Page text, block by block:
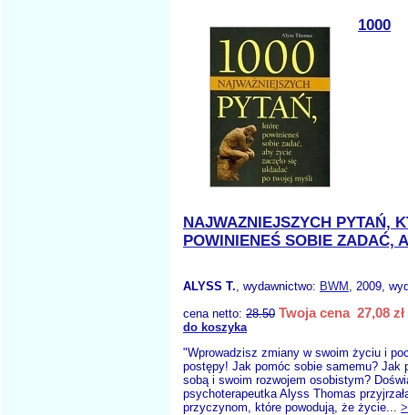
1000
NAJWAZNIEJSZYCH PYTAŃ,
POWINIENEŚ SOBIE ZADAĆ,
ALYSS T., wydawnictwo: BWM , 2009,
cena netto: 28.50 Twoja cena 27,08 zł
do koszyka
"Wprowadzisz zmiany w swoim życiu i
postępy! Jak pomóc sobie samemu? Jak
sobą i swoim rozwojem osobistym?
psychoterapeutka Alyss Thomas
przyczynom, które powodują, że życie...